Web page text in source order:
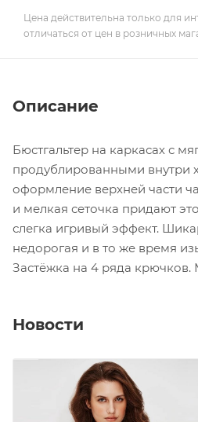
Цена действительна только для
отличаться от цен в розничных
Описание
Бюстгальтер на каркасах с
продублированными внутри
оформление верхней части
и мелкая сеточка придают
слегка игривый эффект.
недорогая и в то же время
Застёжка на 4 ряда крючков.
Новости